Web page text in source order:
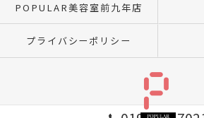
POPULAR美容室前九年店
プライバシーポリシー